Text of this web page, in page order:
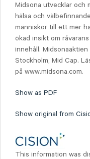
Midsona utvecklar och
hälsa och
människor till ett mer
ökad insikt om
innehåll.
Stockholm, Mid Cap.
på www.midsona.com.
Show as PDF
Show original from
This information was